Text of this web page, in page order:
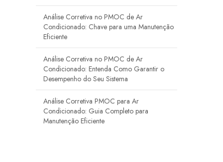
Análise Corretiva no PMOC de Ar
Condicionado: Chave para uma Manutenção
Eficiente
Análise Corretiva no PMOC de Ar
Condicionado: Entenda Como Garantir o
Desempenho do Seu Sistema
Análise Corretiva PMOC para Ar
Condicionado: Guia Completo para
Manutenção Eficiente